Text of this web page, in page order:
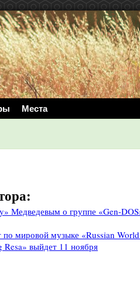
Места
Медведевым о группе «Gen-
по мировой музыке «Russian
выйдет 11 ноября